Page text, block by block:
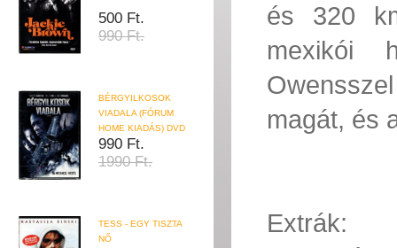
500 Ft.
990 Ft.
BÉRGYILKOSOK
VIADALA (FÓRUM
HOME KIADÁS) DVD
990 Ft.
1990 Ft.
TESS - EGY TISZTA
NŐ
és 320
mexikói
magát, és
Extrák: